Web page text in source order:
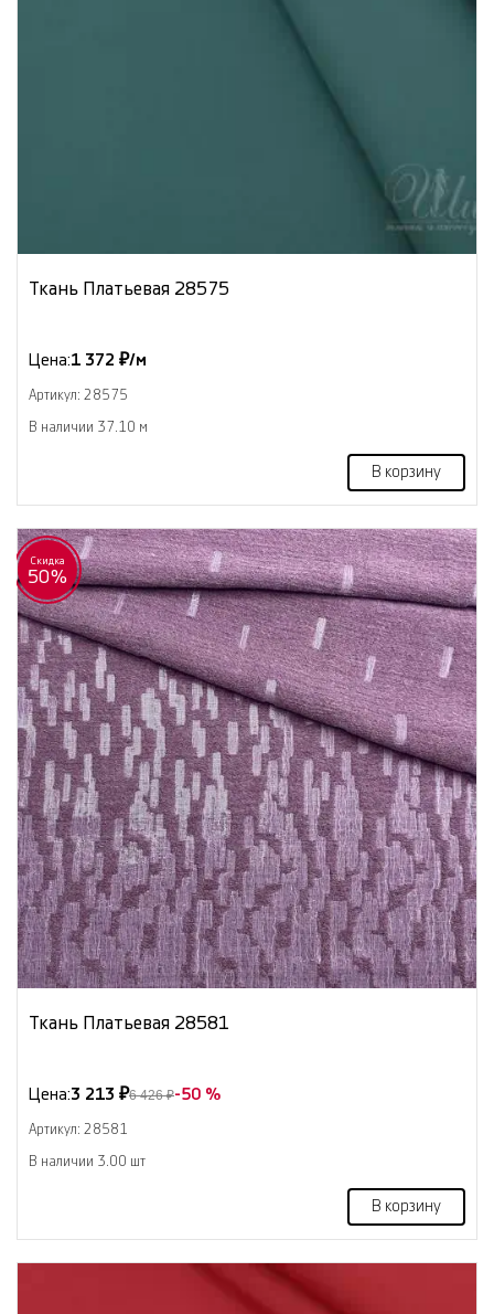
Ткань Платьевая 28575
Цена:1 372 ₽/м
Артикул: 28575
В наличии 37.10 м
В корзину
Скидка
50%
Ткань Платьевая 28581
Цена:3 213 ₽6 426 ₽-50 %
Артикул: 28581
В наличии 3.00 шт
В корзину